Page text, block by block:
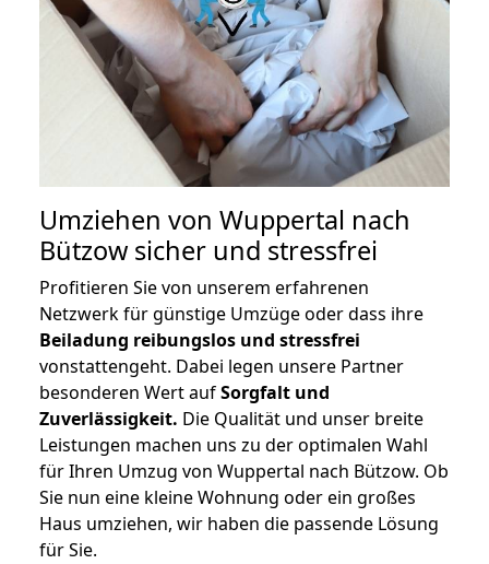
Umziehen von Wuppertal nach
Bützow sicher und stressfrei
Profitieren Sie von unserem erfahrenen
Netzwerk für günstige Umzüge oder dass ihre
Beiladung reibungslos und stressfrei
vonstattengeht. Dabei legen unsere Partner
besonderen Wert aufSorgfalt und
Zuverlässigkeit. Die Qualität und unser breite
Leistungen machen uns zu der optimalen Wahl
für Ihren Umzug von Wuppertal nach Bützow. Ob
Sie nun eine kleine Wohnung oder ein großes
Haus umziehen, wir haben die passende Lösung
für Sie.